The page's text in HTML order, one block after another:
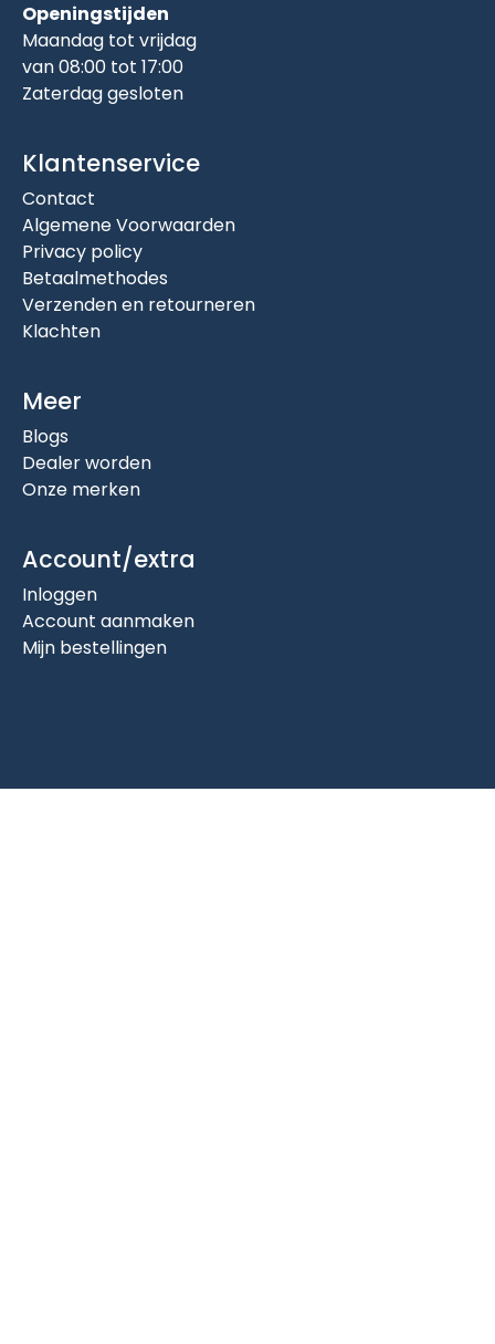
Openingstijden
Maandag tot vrijdag
van 08:00 tot 17:00
Zaterdag gesloten
Klantenservice
Contact
Algemene Voorwaarden
Privacy policy
Betaalmethodes
Verzenden en retourneren
Klachten
Meer
Blogs
Dealer worden
Onze merken
Account/extra
Inloggen
Account aanmaken
Mijn bestellingen